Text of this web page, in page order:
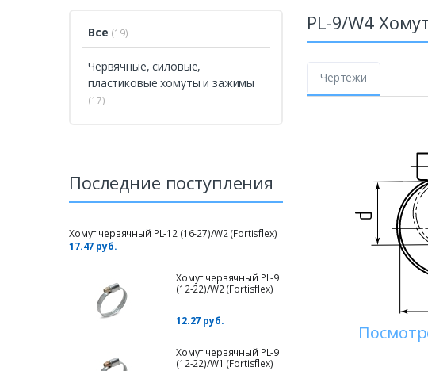
Все (19)
Червячные, силовые,
пластиковые хомуты и зажимы
(17)
Последние поступления
Хомут червячный PL-12 (16-27)/W2 (Fortisflex)
17.47 руб.
Хомут червячный PL-9
(12-22)/W2 (Fortisflex)
12.27 руб.
Хомут червячный PL-9
(12-22)/W1 (Fortisflex)
PL-9/W4
Чертежи